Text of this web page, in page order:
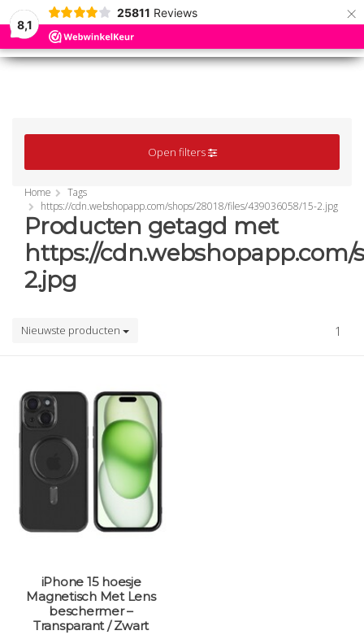
8,1
25811 Reviews ×
MENU
MENU
Open filters
Home
Tags
https://cdn.webshopapp.com/shops/28018/files/439036058/15-2.jpg
Producten getagd met
https://cdn.webshopapp.com/
2.jpg
Nieuwste producten 1
iPhone 15 hoesje
Magnetisch Met Lens
beschermer –
Transparant / Zwart